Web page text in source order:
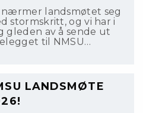
vokse videre og nå enda
nærmer landsmøtet seg
stormskritt, og vi har i
gleden av å sende ut
til NMSU
LANDSMØTE